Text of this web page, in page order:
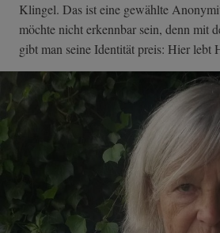
Klingel. Das ist eine gewählte
möchte nicht erkennbar sein, denn mit
gibt man seine Identität preis: Hier lebt